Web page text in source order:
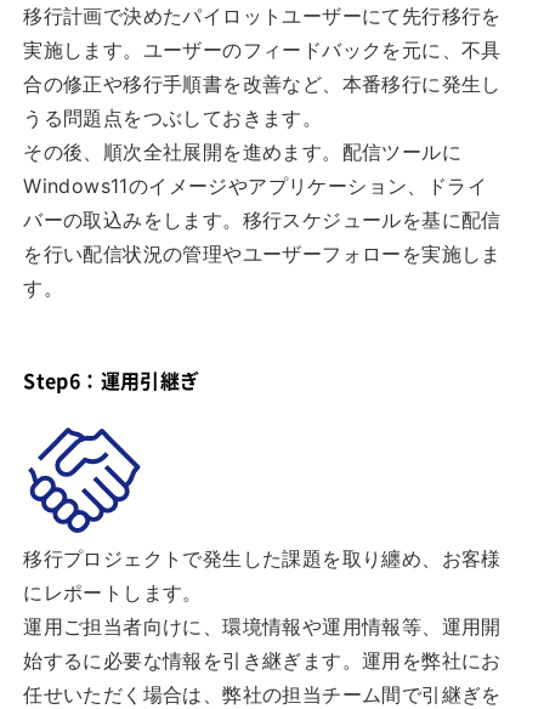
移行計画で決めたパイロットユーザーにて先行移行を
実施します。ユーザーのフィードバックを元に、不具
合の修正や移行手順書を改善など、本番移行に発生し
うる問題点をつぶしておきます。
その後、順次全社展開を進めます。配信ツールに
Windows11のイメージやアプリケーション、ドライ
バーの取込みをします。移行スケジュールを基に配信
を行い配信状況の管理やユーザーフォローを実施しま
す。
Step6：運用引継ぎ
移行プロジェクトで発生した課題を取り纏め、お客様
にレポートします。
運用ご担当者向けに、環境情報や運用情報等、運用開
始するに必要な情報を引き継ぎます。運用を弊社にお
任せいただく場合は、弊社の担当チーム間で引継ぎを